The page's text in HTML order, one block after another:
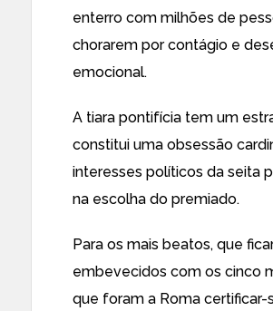
enterro com milhões de
chorarem por contágio e
emocional.
A tiara pontifícia tem um
constitui uma obsessão
interesses políticos da seita
na escolha do premiado.
Para os mais beatos, que
embevecidos com os cinco
que foram a Roma certificar-